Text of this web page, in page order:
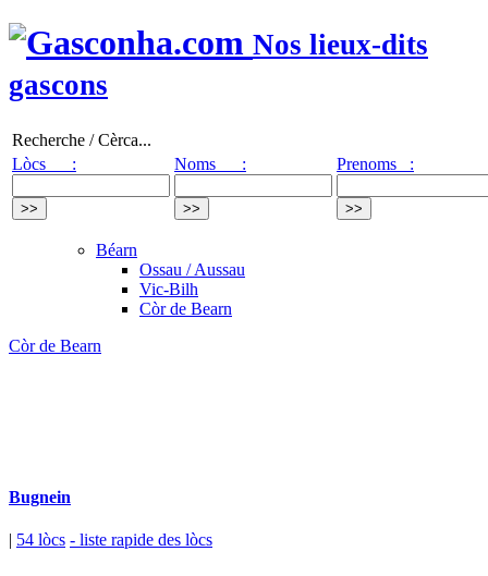
Nos lieux-dits
gascons
Recherche / Cèrca...
Lòcs :
Noms : Prenoms :
Béarn
Ossau / Aussau
Vic-Bilh
Còr de Bearn
Còr de Bearn
Bugnein
| 54 lòcs - liste rapide des lòcs